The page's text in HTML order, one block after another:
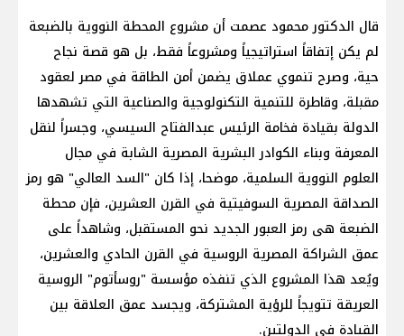
قال الدكتور محمود عصمت أن مشروع المحطة النووية بالضبعة
لم يكن إتفاقاً استراتيجياً ومشروعاً فقط، بل هو قصة نجاح
حية، وصرح تنموي عملاق يضمن أمن الطاقة في مصر لعقود
مقبلة، وقاطرة للتنمية التكنولوجية والصناعية التي تشهدها
الدولة بقيادة فخامة الرئيس عبدالفتاح السيسي، وجسراً لنقل
المعرفة وبناء الكوادر البشرية المصرية الشابة في مجال
العلوم النووية السلمية، موضحا، إذا كان "السد العالي" هو رمز
الصداقة المصرية السوفيتية في القرن العشرين، فإن محطة
الضبعة هى رمز العبور الجديد نحو المستقبل، وشاهداً على
عمق الشراكة المصرية الروسية في القرن الحادي والعشرين،
ويُعد هذا المشروع الذي تنفذه مؤسسة "روسأتوم" الروسية
العريقة تتويجاً للرؤية المشتركة، ويجسد عمق العلاقة بين
القيادة في الدولتين.